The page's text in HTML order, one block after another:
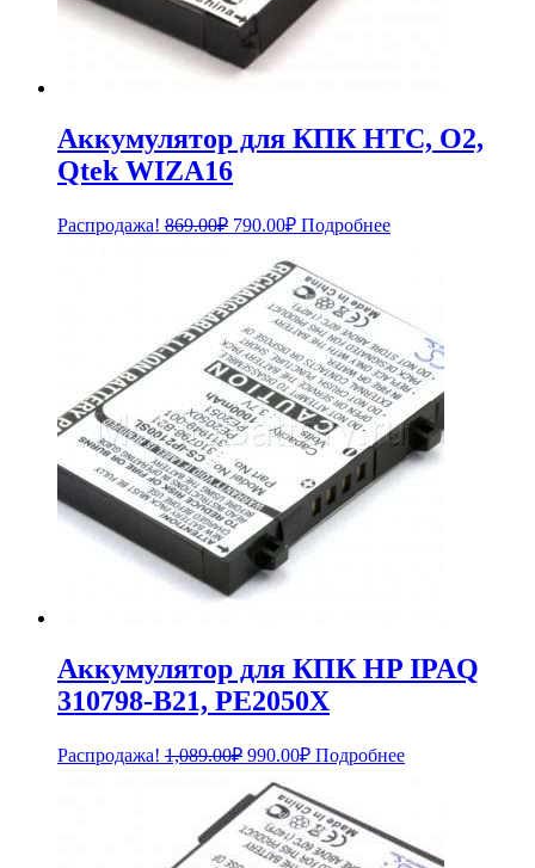
Аккумулятор для КПК HTC, O2,
Qtek WIZA16
Распродажа! 869.00₽ Первоначальная
составляла
869.00₽.
790.00₽Текущая
цена:
790.00₽.
Подробнее
Аккумулятор для КПК HP IPAQ
310798-B21, PE2050X
Распродажа! 1,089.00₽ Первоначальная
составляла
1,089.00₽.
990.00₽Текущая
цена:
990.00₽.
Подробнее